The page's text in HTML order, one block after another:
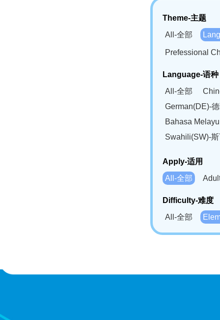
Theme-主题
All-全部
Prefessional
Language-语种
All-全部
German(DE)-
Bahasa
Swahili(SW)-
Apply-适用
All-全部
Difficulty-难度
All-全部